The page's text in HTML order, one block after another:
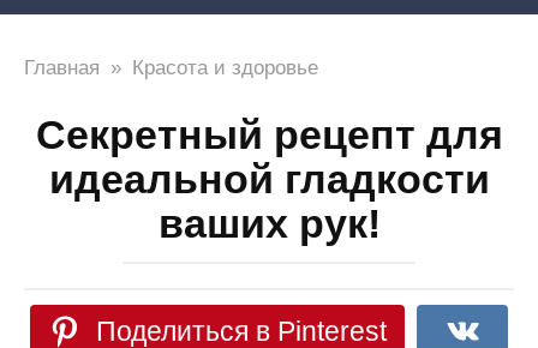
Главная » Красота и здоровье
Секретный рецепт для
идеальной гладкости
ваших рук!
Поделиться в Pinterest